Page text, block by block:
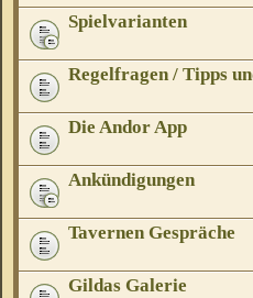
Spielvarianten
Regelfragen / Tipps
Die Andor App
Ankündigungen
Tavernen Gespräche
Gildas Galerie